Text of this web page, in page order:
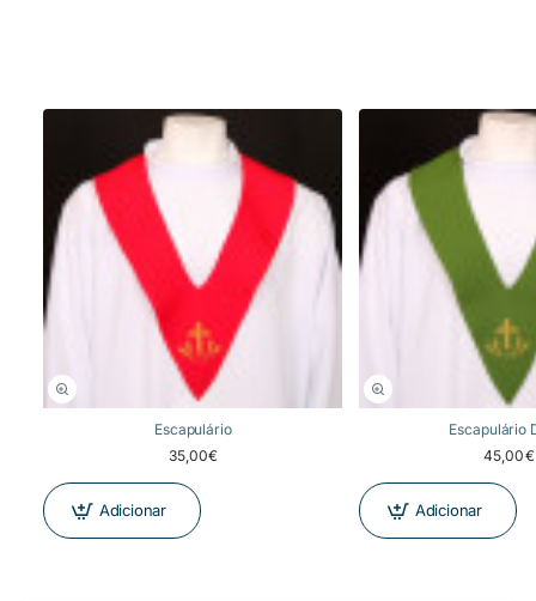
Escapulário
35,00€
Adicionar
Escapulário
45,00€
Adicionar